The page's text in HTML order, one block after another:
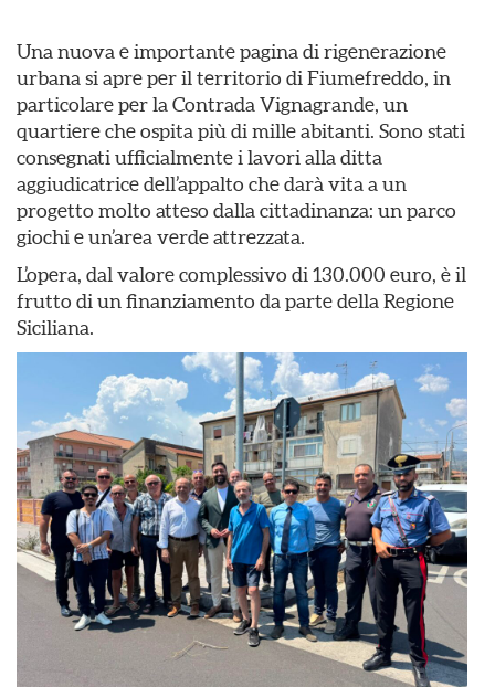
Una nuova e importante pagina di rigenerazione
urbana si apre per il territorio di Fiumefreddo, in
particolare per la Contrada Vignagrande, un
quartiere che ospita più di mille abitanti. Sono stati
consegnati ufficialmente i lavori alla ditta
aggiudicatrice dell’appalto che darà vita a un
progetto molto atteso dalla cittadinanza: un parco
giochi e un’area verde attrezzata.
L’opera, dal valore complessivo di 130.000 euro, è il
frutto di un finanziamento da parte della Regione
Siciliana.